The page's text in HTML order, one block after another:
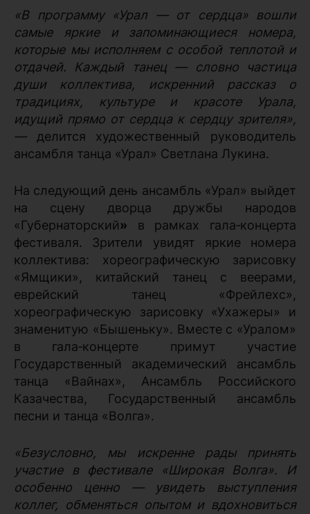
«В программу «Урал — от сердца» вошли
самые яркие и запоминающиеся номера,
которые мы исполняем с особой теплотой и
отдачей. Каждый танец — словно частица
души коллектива, искренний рассказ о
традициях, культуре и красоте Урала,
идущий прямо от сердца к сердцу зрителя»,
— делится художественный руководитель
ансамбля танца «Урал» Светлана Лукина.
На следующий день ансамбль «Урал» выйдет
на сцену дворца дружбы народов
«Губернаторский» в рамках гала‑концерта
фестиваля. Зрители увидят яркие номера
коллектива: хореографическую зарисовку
«Ямщики», китайский танец с веерами,
еврейский танец «Фрейлехс»,
хореографическую зарисовку «Ухажеры» и
знаменитую «Бышеньку». Вместе с «Уралом»
в гала‑концерте примут участие
Государственный академический ансамбль
танца «Вайнах», Ансамбль Российского
Казачества, Государственный ансамбль
песни и танца «Волга».
«Безусловно, мы искренне рады принять
участие в фестивале «Широкая Волга». И
особенно ценно — увидеть выступления
коллег, обменяться опытом и вдохновиться